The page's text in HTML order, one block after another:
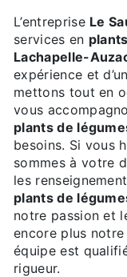
L’entreprise Le
services en
Lachapelle-
expérience et
mettons tout en
vous
plants de
besoins. Si vous
sommes à votre
les
plants de
notre passion et
encore plus
équipe est
rigueur.